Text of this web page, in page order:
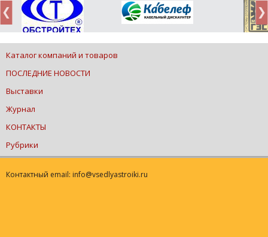
Каталог компаний и товаров
ПОСЛЕДНИЕ НОВОСТИ
Выставки
Журнал
КОНТАКТЫ
Рубрики
Контактный email: info@vsedlyastroiki.ru